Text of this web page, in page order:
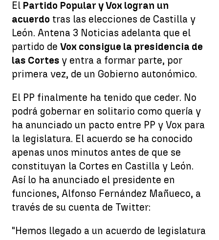
El Partido Popular y Vox logran un
acuerdo tras las elecciones de Castilla y
León. Antena 3 Noticias adelanta que el
partido de Vox consigue la presidencia de
las Cortes y entra a formar parte, por
primera vez, de un Gobierno autonómico.
El PP finalmente ha tenido que ceder. No
podrá gobernar en solitario como quería y
ha anunciado un pacto entre PP y Vox para
la legislatura. El acuerdo se ha conocido
apenas unos minutos antes de que se
constituyan la Cortes en Castilla y León.
Así lo ha anunciado el presidente en
funciones, Alfonso Fernández Mañueco, a
través de su cuenta de Twitter:
"Hemos llegado a un acuerdo de legislatura